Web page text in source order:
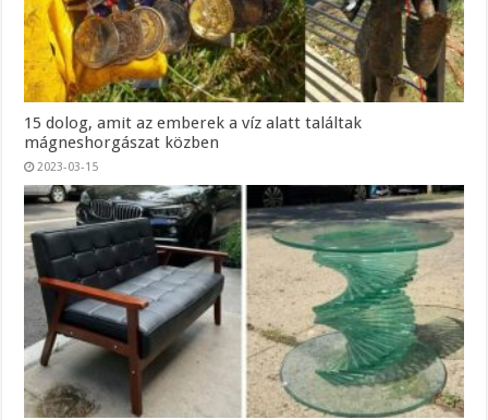
15 dolog, amit az emberek a víz alatt találtak
mágneshorgászat közben
2023-03-15